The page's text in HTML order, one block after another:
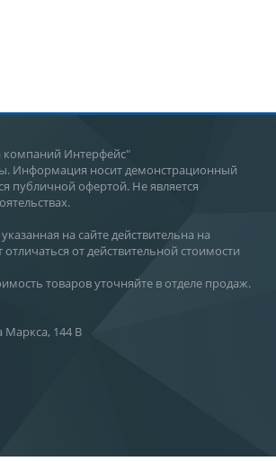
компаний Интерфейс"
Информация носит демонстрационный
публичной офертой. Не является
на сайте действительна на
от действительной стоимости
товаров уточняйте в отделе продаж.
Маркса, 144 В